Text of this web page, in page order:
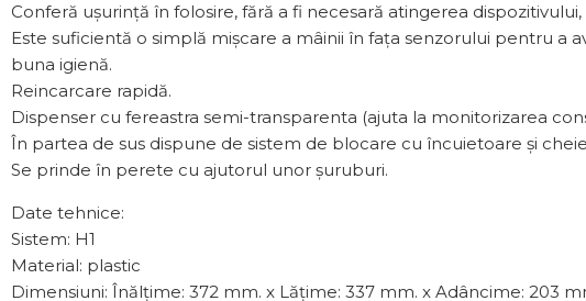
Conferă ușurință în folosire, fără a fi necesară atingerea
Este suficientă o simplă mișcare a mâinii în fața senzorului pentru a
buna igienă.
Reincarcare rapidă.
Dispenser cu fereastra semi-transparenta (ajuta la monitorizarea
În partea de sus dispune de sistem de blocare cu încuietoare și
Se prinde în perete cu ajutorul unor șuruburi.
Date tehnice:
Sistem: H1
Material: plastic
Dimensiuni: Înălțime: 372 mm. x Lățime: 337 mm. x Adâncime: 203